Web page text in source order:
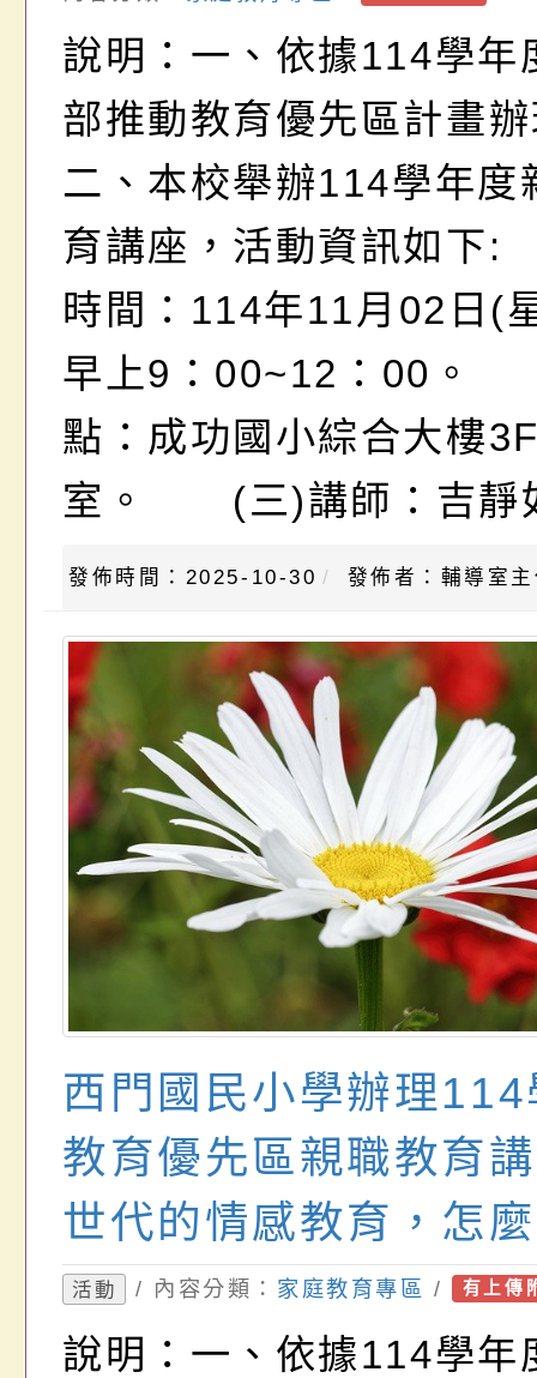
說明：一、依據114學年
部推動教育優先區計畫
二、本校舉辦114學年度
育講座，活動資訊如
時間：114年11月02日(
早上9：00~12：00
點：成功國小綜合大樓
室。 (三)講師：吉靜
發佈時間：2025-10-30 發佈者：輔導室
西門國民小學辦理
教育優先區親職教育
世代的情感教育，怎
一案，請貴校協助公
息及鼓勵教職員、家
活動 / 內容分類： 家庭教育專區 / 有上傳
說明：一、依據114學年